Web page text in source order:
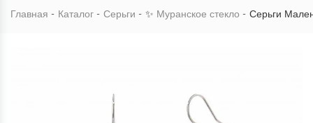
Главная Каталог Серьги ✨ Муранское стекло Серьги